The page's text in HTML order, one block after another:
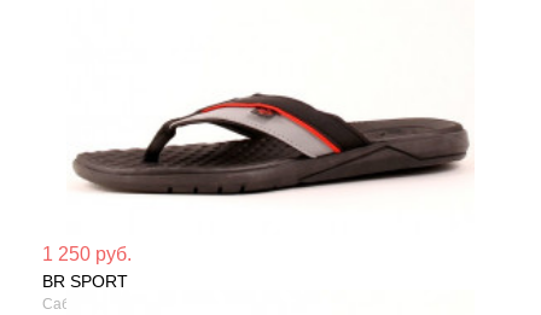
1 250 руб.
BR SPORT
Сабо